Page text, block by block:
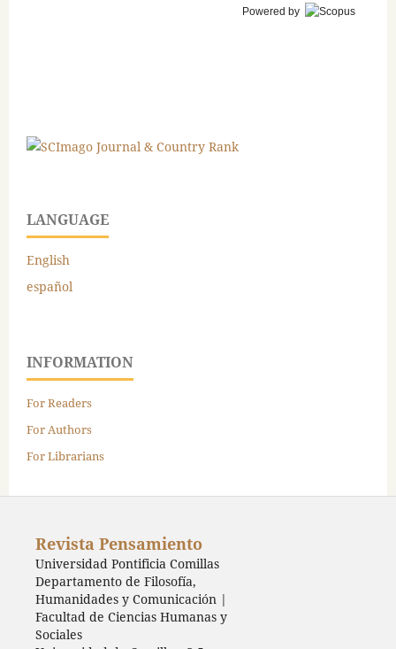
Powered by
LANGUAGE
English
español
INFORMATION
For Readers
For Authors
For Librarians
Revista Pensamiento
Universidad Pontificia Comillas
Departamento de Filosofía,
Humanidades y Comunicación |
Facultad de Ciencias Humanas y
Sociales